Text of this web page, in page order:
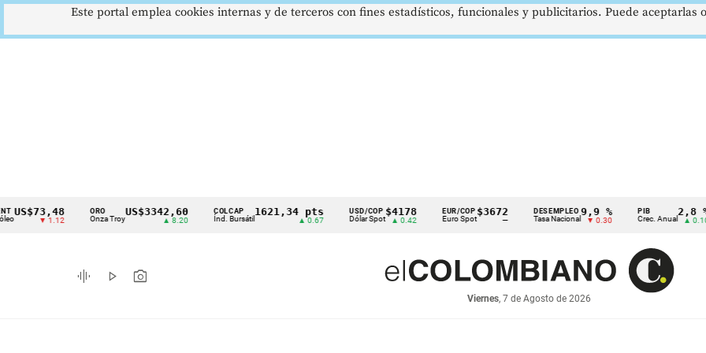
Cintillo
indicadores
económicos
▼ 1.12
ORO
Onza Troy
US$3342,60 COLCAP
Índ. Bursátil
1621,34 pts USD/COP
Dólar Spot
$4178
▲ 0.42
EUR/COP
Euro Spot
$3672
—
DESEMPLEO
Tasa Nacional
9,9 %
▼ 0.30
PIB
Crec. Anual
2,8 %
▲ 0.10
graphic_eq play_arrow photo_camera
Viernes, 7 de Agosto de 2026
Este portal emplea cookies internas y de terceros con fines estadísticos, funcionales y publicitarios. Puede aceptarlas